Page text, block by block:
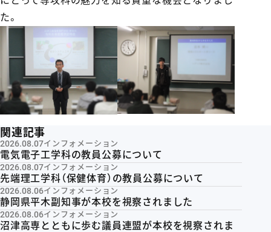
た。
関連記事
2026.08.07インフォメーション
電気電子工学科の教員公募について
2026.08.07インフォメーション
先端理工学科（保健体育）の教員公募について
2026.08.06インフォメーション
静岡県平木副知事が本校を視察されました
2026.08.06インフォメーション
沼津高専とともに歩む議員連盟が本校を視察されま